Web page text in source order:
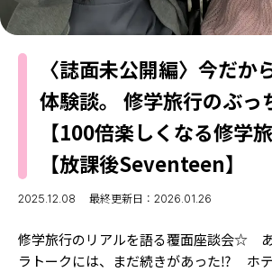
バックナンバー
INFORMATION
Seventeenについて
Follow us
新規会員登録・ログイン
〈誌面未公開編〉今だか
体験談。 修学旅行のぶっ
【100倍楽しくなる修学
【放課後Seventeen】
2025.12.08 最終更新日：2026.01.26
修学旅行のリアルを語る覆面座談会☆
ラトークには、まだ続きがあった⁉ ホ